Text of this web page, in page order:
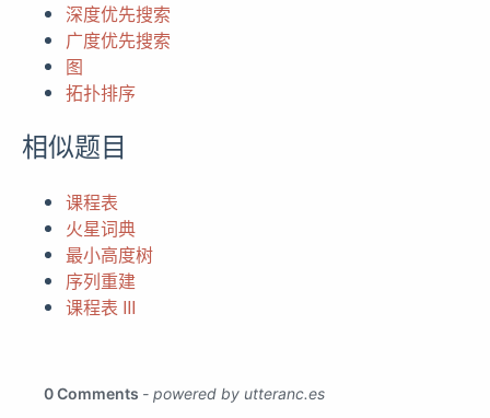
深度优先搜索
广度优先搜索
图
拓扑排序
相似题目
课程表
火星词典
最小高度树
序列重建
课程表 III